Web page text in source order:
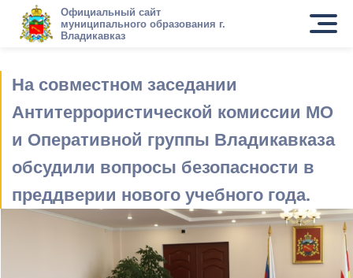
Официальный сайт
муниципального образования г.
Владикавказ
На совместном заседании
Антитеррористической комиссии МО
и Оперативной группы Владикавказа
обсудили вопросы безопасности в
преддверии нового учебного года.